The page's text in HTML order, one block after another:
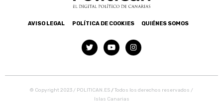
AVISO LEGAL POLÍTICA DE COOKIES QUIÉNES SOMOS
© Copyright 2023 / POLITICAN.ES /Todos los derechos reservados /
Islas Canarias